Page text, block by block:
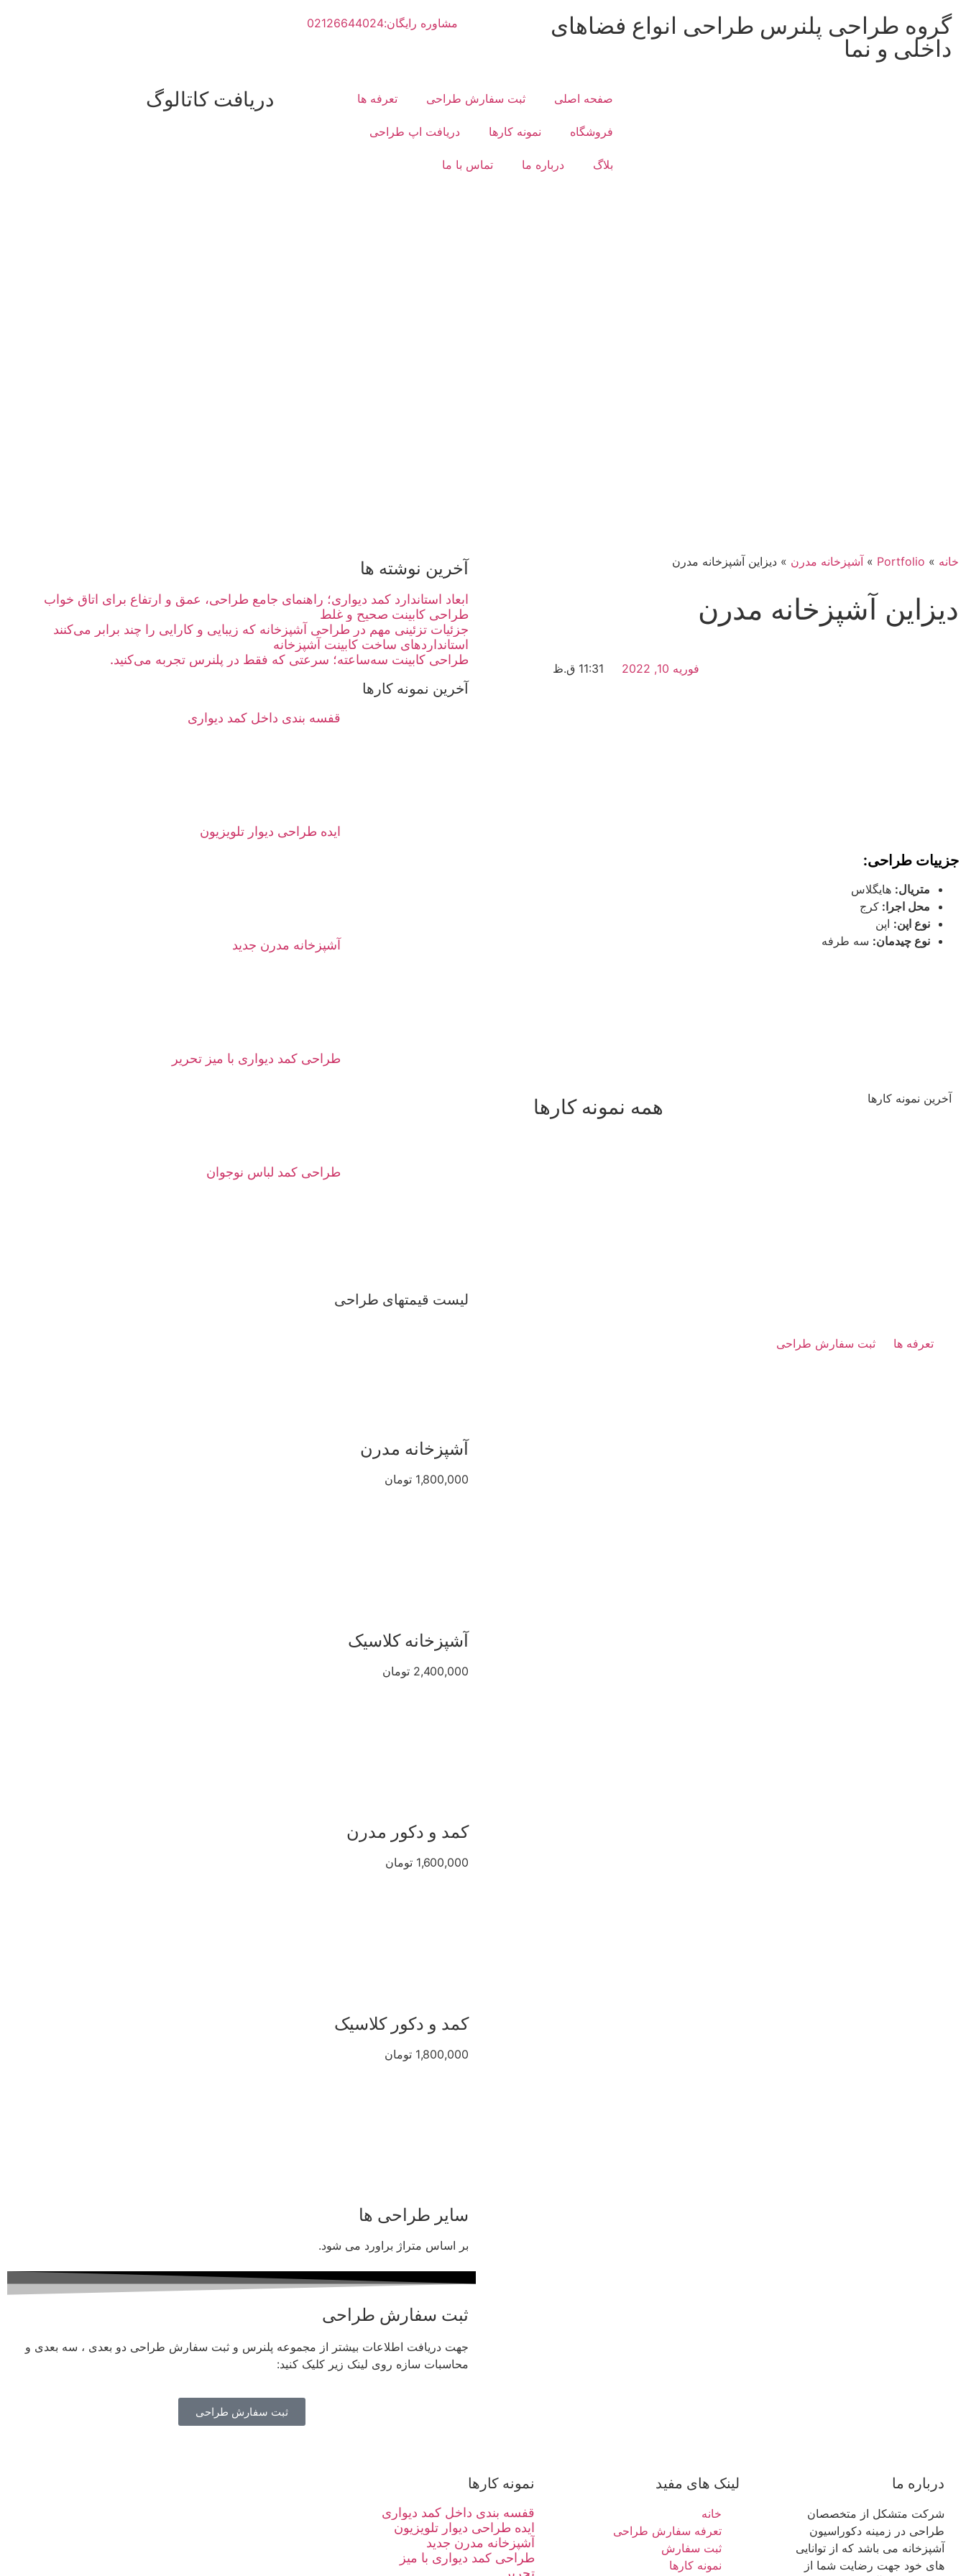
گروه طراحی پلنرس طراحی انواع فضاهای
داخلی و نما
مشاوره رایگان:02126644024
صفحه اصلی ثبت سفارش طراحی تعرفه ها
فروشگاه نمونه کارها دریافت اپ طراحی
بلاگ درباره ما تماس با ما
دریافت کاتالوگ
خانه »
Portfolio
» آشپزخانه مدرن » دیزاین آشپزخانه مدرن
دیزاین آشپزخانه مدرن
فوریه 10, 2022 11:31 ق.ظ
جزییات طراحی:
متریال: هایگلاس
محل اجرا: کرج
نوع اپن: اپن
نوع چیدمان: سه طرفه
آخرین نمونه کارها همه نمونه کارها
تعرفه ها ثبت سفارش طراحی
آخرین نوشته ها
ابعاد استاندارد کمد دیواری؛ راهنمای جامع طراحی، عمق و ارتفاع برای اتاق خواب
طراحی کابینت صحیح و غلط
جزئیات تزئینی مهم در طراحی آشپزخانه که زیبایی و کارایی را چند برابر می‌کنند
استانداردهای ساخت کابینت آشپزخانه
طراحی کابینت سه‌ساعته؛ سرعتی که فقط در پلنرس تجربه می‌کنید.
آخرین نمونه کارها
قفسه بندی داخل کمد دیواری
ایده طراحی دیوار تلویزیون
آشپزخانه مدرن جدید
طراحی کمد دیواری با میز تحریر
طراحی کمد لباس نوجوان
لیست قیمتهای طراحی
آشپزخانه مدرن
1,800,000 تومان
آشپزخانه کلاسیک
2,400,000 تومان
کمد و دکور مدرن
1,600,000 تومان
کمد و دکور کلاسیک
1,800,000 تومان
سایر طراحی ها
بر اساس متراژ براورد می شود.
ثبت سفارش طراحی
جهت دریافت اطلاعات بیشتر از مجموعه پلنرس و ثبت سفارش طراحی دو بعدی ، سه بعدی و
محاسبات سازه روی لینک زیر کلیک کنید:
ثبت سفارش طراحی
درباره ما
شرکت متشکل از متخصصان
طراحی در زمینه دکوراسیون
آشپزخانه می باشد که از توانایی
های خود جهت رضایت شما از
لینک های مفید
خانه
تعرفه سفارش طراحی
ثبت سفارش
نمونه کارها
نمونه کارها
قفسه بندی داخل کمد دیواری
ایده طراحی دیوار تلویزیون
آشپزخانه مدرن جدید
طراحی کمد دیواری با میز
تحریر